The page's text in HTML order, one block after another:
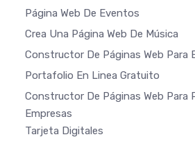
Página Web De Eventos
Crea Una Página Web De Música
Constructor De Páginas Web Para
Portafolio En Linea Gratuito
Constructor De Páginas Web Para
Empresas
Tarjeta Digitales